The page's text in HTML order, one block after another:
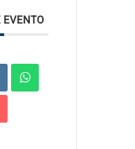
EVENTO